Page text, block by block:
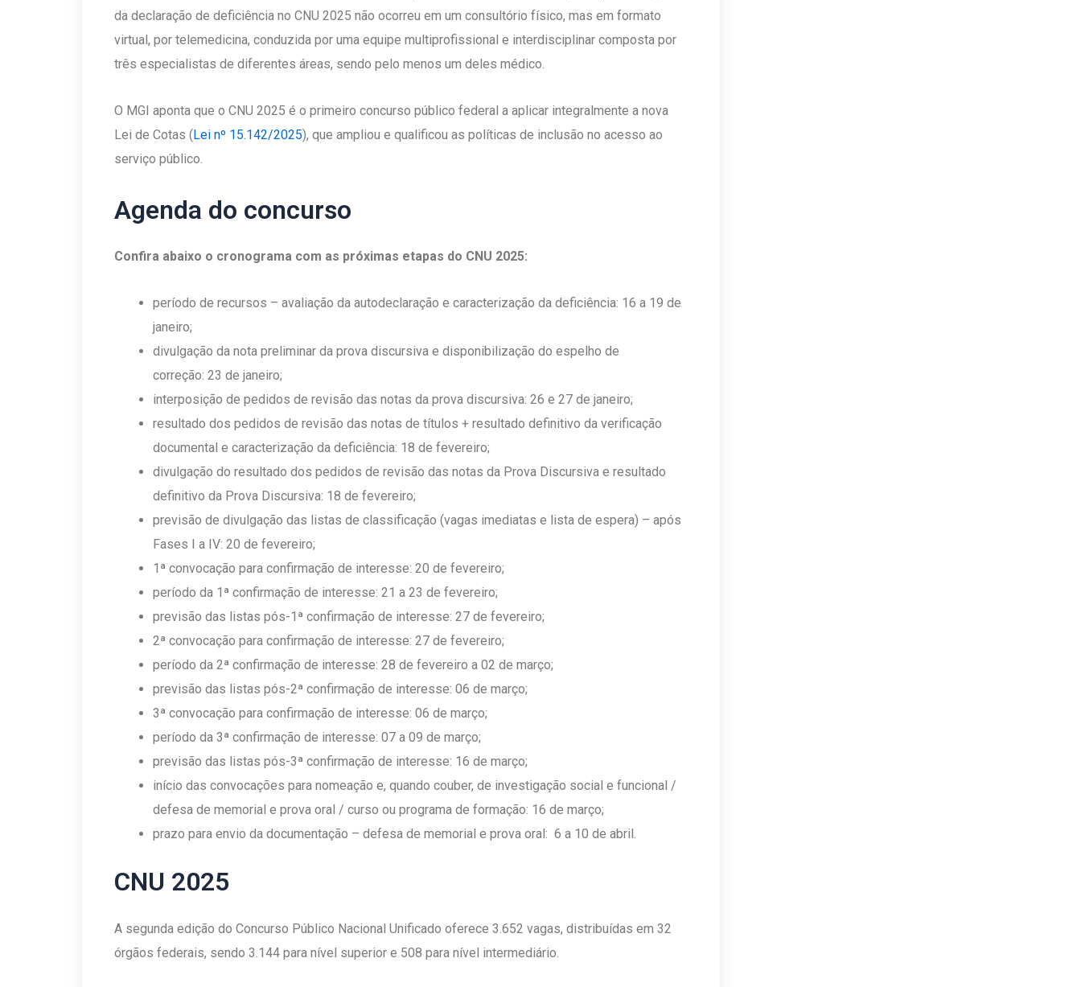
da declaração de deficiência no CNU 2025 não ocorreu em um consultório físico, mas em formato
virtual, por telemedicina, conduzida por uma equipe multiprofissional e interdisciplinar composta por
três especialistas de diferentes áreas, sendo pelo menos um deles médico.
O MGI aponta que o CNU 2025 é o primeiro concurso público federal a aplicar integralmente a nova
Lei de Cotas (Lei nº 15.142/2025), que ampliou e qualificou as políticas de inclusão no acesso ao
serviço público.
Agenda do concurso
Confira abaixo o cronograma com as próximas etapas do CNU 2025:
período de recursos – avaliação da autodeclaração e caracterização da deficiência: 16 a 19 de
janeiro;
divulgação da nota preliminar da prova discursiva e disponibilização do espelho de
correção: 23 de janeiro;
interposição de pedidos de revisão das notas da prova discursiva: 26 e 27 de janeiro;
resultado dos pedidos de revisão das notas de títulos + resultado definitivo da verificação
documental e caracterização da deficiência: 18 de fevereiro;
divulgação do resultado dos pedidos de revisão das notas da Prova Discursiva e resultado
definitivo da Prova Discursiva: 18 de fevereiro;
previsão de divulgação das listas de classificação (vagas imediatas e lista de espera) – após
Fases I a IV: 20 de fevereiro;
1ª convocação para confirmação de interesse: 20 de fevereiro;
período da 1ª confirmação de interesse: 21 a 23 de fevereiro;
previsão das listas pós-1ª confirmação de interesse: 27 de fevereiro;
2ª convocação para confirmação de interesse: 27 de fevereiro;
período da 2ª confirmação de interesse: 28 de fevereiro a 02 de março;
previsão das listas pós-2ª confirmação de interesse: 06 de março;
3ª convocação para confirmação de interesse: 06 de março;
período da 3ª confirmação de interesse: 07 a 09 de março;
previsão das listas pós-3ª confirmação de interesse: 16 de março;
início das convocações para nomeação e, quando couber, de investigação social e funcional /
defesa de memorial e prova oral / curso ou programa de formação: 16 de março;
prazo para envio da documentação – defesa de memorial e prova oral: 6 a 10 de abril.
CNU 2025
A segunda edição do Concurso Público Nacional Unificado oferece 3.652 vagas, distribuídas em 32
órgãos federais, sendo 3.144 para nível superior e 508 para nível intermediário.